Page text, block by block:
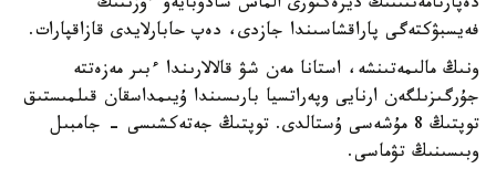
دەپارتامەنتىنىڭ ديرەكتورى الماس سادۋبايەۆ ءوزىنىڭ
فەيسبۋكتەگى پاراقشاسىندا جازدى، دەپ حابارلايدى قازاقپارات.
ونىڭ مالىمەتىنشە، استانا مەن شۋ قالالارىندا ءبىر مەزەتتە
جۇرگىزىلگەن ارنايى وپەراتسيا بارىسىندا ۇيىمداسقان قىلمىستىق
توپتىڭ 8 مۇشەسى ۇستالدى. توپتىڭ جەتەكشىسى - جامبىل
وبىسىنىڭ تۋماسى.